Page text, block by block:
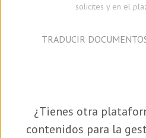
solicites y en el
TRADUCIR
¿Tienes otra
contenidos para la